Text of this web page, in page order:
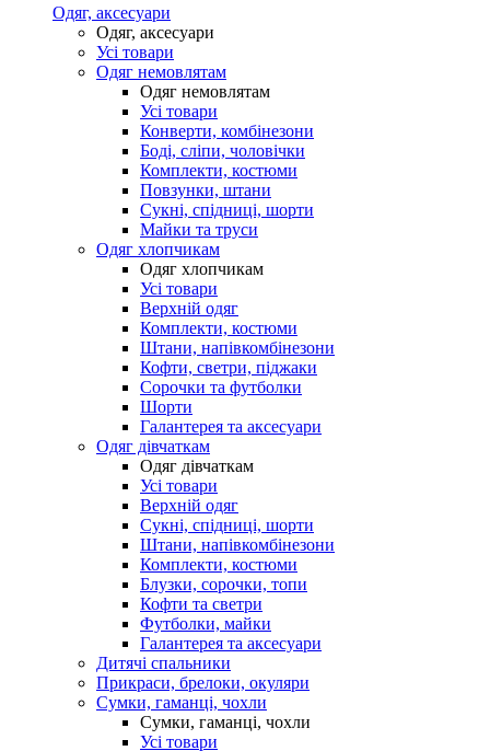
Одяг, аксесуари
Одяг, аксесуари
Усі товари
Одяг немовлятам
Одяг немовлятам
Усі товари
Конверти, комбінезони
Боді, сліпи, чоловічки
Комплекти, костюми
Повзунки, штани
Сукні, спідниці, шорти
Майки та труси
Одяг хлопчикам
Одяг хлопчикам
Усі товари
Верхній одяг
Комплекти, костюми
Штани, напівкомбінезони
Кофти, светри, піджаки
Сорочки та футболки
Шорти
Галантерея та аксесуари
Одяг дівчаткам
Одяг дівчаткам
Усі товари
Верхній одяг
Сукні, спідниці, шорти
Штани, напівкомбінезони
Комплекти, костюми
Блузки, сорочки, топи
Кофти та светри
Футболки, майки
Галантерея та аксесуари
Дитячі спальники
Прикраси, брелоки, окуляри
Сумки, гаманці, чохли
Сумки, гаманці, чохли
Усі товари